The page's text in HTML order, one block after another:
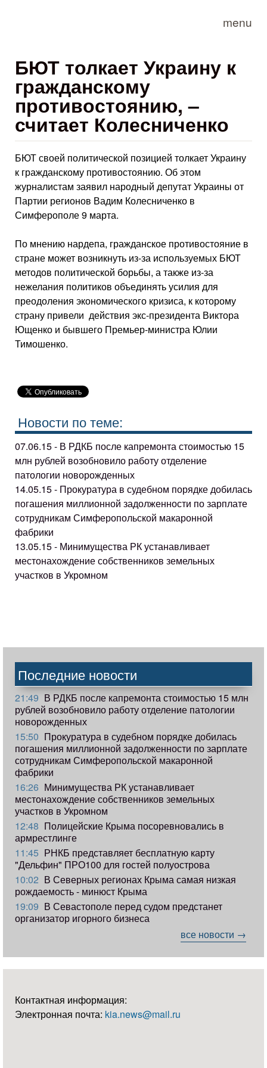
menu
БЮТ толкает Украину к
гражданскому
противостоянию, –
считает Колесниченко
БЮТ своей политической позицией толкает Украину
к гражданскому противостоянию. Об этом
журналистам заявил народный депутат Украины от
Партии регионов Вадим Колесниченко в
Симферополе 9 марта.
По мнению нардепа, гражданское противостояние в
стране может возникнуть из-за используемых БЮТ
методов политической борьбы, а также из-за
нежелания политиков объединять усилия для
преодоления экономического кризиса, к которому
страну привели действия экс-президента Виктора
Ющенко и бывшего Премьер-министра Юлии
Тимошенко.
Новости по теме:
07.06.15 - В РДКБ после капремонта стоимостью 15
млн рублей возобновило работу отделение
патологии новорожденных
14.05.15 - Прокуратура в судебном порядке добилась
погашения миллионной задолженности по зарплате
сотрудникам Симферопольской макаронной
фабрики
13.05.15 - Минимущества РК устанавливает
местонахождение собственников земельных
участков в Укромном
Последние новости
21:49 В РДКБ после капремонта стоимостью 15 млн
рублей возобновило работу отделение патологии
новорожденных
15:50 Прокуратура в судебном порядке добилась
погашения миллионной задолженности по зарплате
сотрудникам Симферопольской макаронной
фабрики
16:26 Минимущества РК устанавливает
местонахождение собственников земельных
участков в Укромном
12:48 Полицейские Крыма посоревновались в
армрестлинге
11:45 РНКБ представляет бесплатную карту
"Дельфин" ПРО100 для гостей полуострова
10:02 В Северных регионах Крыма самая низкая
рождаемость - минюст Крыма
19:09 В Севастополе перед судом предстанет
организатор игорного бизнеса
все новости →
Контактная информация:
Электронная почта: kia.news@mail.ru